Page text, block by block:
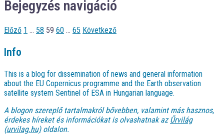
Bejegyzés navigáció
Előző 1 … 58 59 60 … 65 Következő
Info
This is a blog for dissemination of news and general information
about the EU Copernicus programme and the Earth observation
satellite system Sentinel of ESA in Hungarian language.
A blogon szereplő tartalmakról bővebben, valamint más hasznos,
érdekes híreket és információkat is olvashatnak azŰrvilág
(urvilag.hu)oldalon.